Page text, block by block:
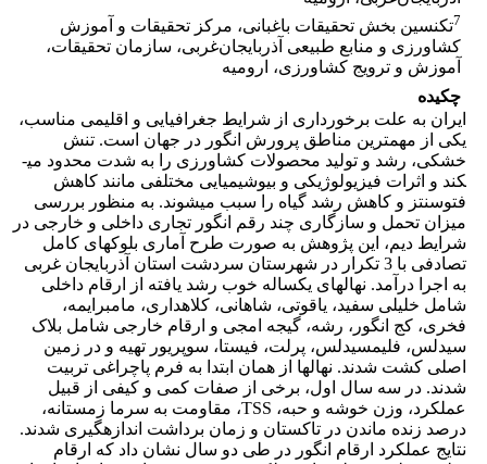
7تکنسین بخش تحقیقات باغبانی، مرکز تحقیقات و آموزش
کشاورزی و منابع طبیعی آذربایجان‌غربی، سازمان تحقیقات،
آموزش و ترویج کشاورزی، ارومیه
چکیده
ایران به علت برخورداری از شرایط جغرافیایی و اقلیمی مناسب،
یکی از مهم­ترین مناطق پرورش انگور در جهان است. تنش
خشکی، رشد و تولید محصولات کشاورزی را به شدت محدود می­
کند و اثرات فیزیولوژیکی و بیوشیمیایی مختلفی مانند کاهش
فتوسنتز و کاهش رشد گیاه را سبب می­شوند. به منظور بررسی
میزان تحمل و سازگاری چند رقم انگور تجاری داخلی و خارجی در
شرایط دیم، این پژوهش به صورت طرح آماری بلوک­های کامل
تصادفی با 3 تکرار در شهرستان سردشت استان آذربایجان غربی
به اجرا درآمد. نهال­های یکساله خوب رشد یافته از ارقام داخلی
شامل خلیلی سفید، یاقوتی، شاهانی، کلاهداری، مام­برایمه،
فخری، کج انگور، رشه، گیجه امجی و ارقام خارجی شامل بلاک
سیدلس، فلیم­سیدلس، پرلت، فیستا، سوپریور تهیه و در زمین
اصلی کشت شدند. نهال­ها از همان ابتدا به فرم پاچراغی تربیت
شدند. در سه سال اول، برخی از صفات کمی و کیفی از قبیل
عملکرد، وزن خوشه و حبه، TSS، مقاومت به سرما زمستانه،
درصد زنده ماندن در تاکستان و زمان برداشت اندازه­گیری شدند.
نتایج عملکرد ارقام انگور در طی دو سال نشان داد که ارقام